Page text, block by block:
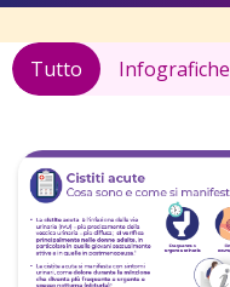
Tutto Infografiche